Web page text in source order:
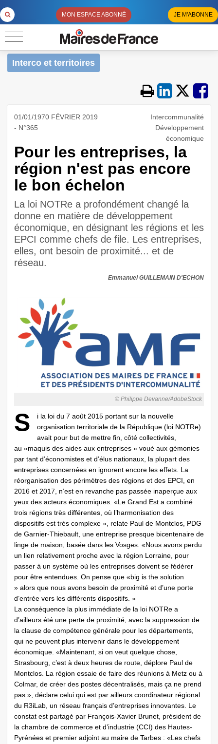
MON ESPACE ABONNÉ JE M'ABONNE
Interco et territoires
01/01/1970 FÉVRIER 2019
- N°365
Intercommunalité
Développement
économique
Pour les entreprises, la
région n'est pas encore
le bon échelon
La loi NOTRe a profondément changé la
donne en matière de développement
économique, en désignant les régions et les
EPCI comme chefs de file. Les entreprises,
elles, ont besoin de proximité... et de
réseau.
Emmanuel GUILLEMAIN D'ECHON
© Philippe Devanne/AdobeStock
S
i la loi du 7 août 2015 portant sur la nouvelle
organisation territoriale de la République (loi NOTRe)
avait pour but de mettre fin, côté collectivités,
au «maquis des aides aux entreprises » voué aux gémonies
par tant d’économistes et d’élus nationaux, la plupart des
entreprises concernées en ignorent encore les effets. La
réorganisation des périmètres des régions et des EPCI, en
2016 et 2017, n’est en revanche pas passée inaperçue aux
yeux des acteurs économiques. «Le Grand Est a combiné
trois régions très différentes, où l’harmonisation des
dispositifs est très complexe », relate Paul de Montclos, PDG
de Garnier-Thiebault, une entreprise presque bicentenaire de
linge de maison, basée dans les Vosges. «Nous avons perdu
un lien relativement proche avec la région Lorraine, pour
passer à un système où les entreprises doivent se fédérer
pour être entendues. On pense que «big is the solution
» alors que nous avons besoin de proximité et d’une porte
d’entrée vers les différents dispositifs. »
La conséquence la plus immédiate de la loi NOTRe a
d’ailleurs été une perte de proximité, avec la suppression de
la clause de compétence générale pour les départements,
qui ne peuvent plus intervenir dans le développement
économique. «Maintenant, si on veut quelque chose,
Strasbourg, c’est à deux heures de route, déplore Paul de
Montclos. La région essaie de faire des réunions à Metz ou à
Colmar, de créer des postes décentralisés, mais ça ne prend
pas », déclare celui qui est par ailleurs coordinateur régional
du R3iLab, un réseau français d’entreprises innovantes. Le
constat est partagé par François-Xavier Brunet, président de
la chambre de commerce et d’industrie (CCI) des Hautes-
Pyrénées et premier adjoint au maire de Tarbes : «Les chefs